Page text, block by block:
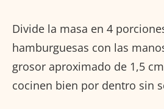
Divide la masa en 4
hamburguesas con las
grosor aproximado de 1,5
cocinen bien por dentro sin